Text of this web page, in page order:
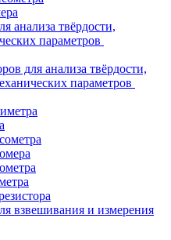
анализа твёрдости,
параметров
для анализа твёрдости,
параметров
взвешивания и измерения